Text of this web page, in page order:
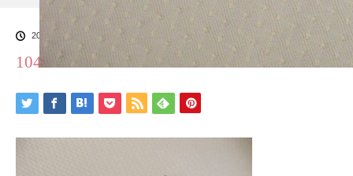
2020.10.24
104